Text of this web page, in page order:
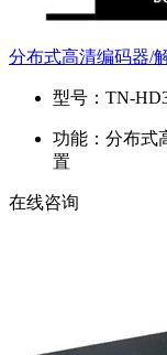
分布式高清编码器/
型号： TN-
功能： 分布式
置
在线咨询